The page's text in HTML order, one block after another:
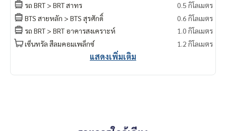
รถ BRT > BRT สาทร
0.5 กิโลเมตร
BTS สายหลัก > BTS สุรศักดิ์
0.6 กิโลเมตร
รถ BRT > BRT อาคารสงเคราะห์
1.0 กิโลเมตร
เซ็นทรัล สีลมคอมเพล็กซ์
1.2 กิโลเมตร
แสดงเพิ่มเติม